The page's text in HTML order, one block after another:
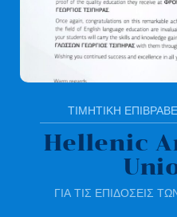
Αγίας
Αργύρη
Πατήστε
© All rights
ΤΙΜΗΤΙΚΗ
Hellenic
ΓΙΑ ΤΙΣ ΕΠΙΔΟΣΕΙΣ